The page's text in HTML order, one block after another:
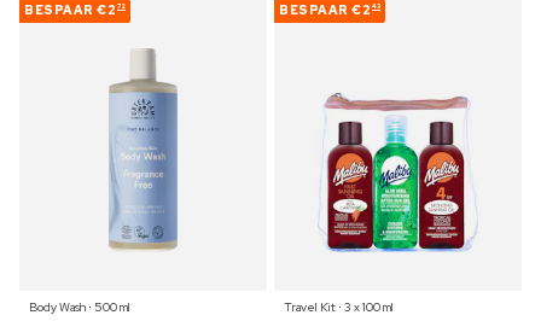
BESPAAR €2 72
Body Wash ⋅ 500 ml
BESPAAR €2 43
Travel Kit ⋅ 3 x 100 ml